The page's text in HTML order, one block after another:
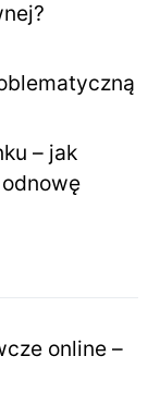
– jak
online –